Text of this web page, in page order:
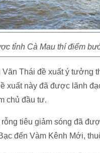
tỉnh Cà Mau thí điểm
Văn Thái đề xuất ý tưởng
xuất này đã được lãnh
chủ đầu tư.
tiêu giảm sóng đã
đến Vàm Kênh Mới,